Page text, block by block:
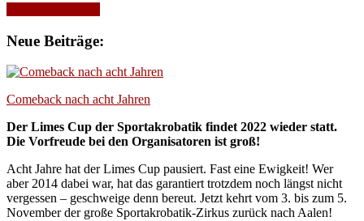
Neue Beiträge:
Comeback nach acht Jahren
Der Limes Cup der Sportakrobatik findet 2022 wieder statt.
Die Vorfreude bei den Organisatoren ist groß!
Acht Jahre hat der Limes Cup pausiert. Fast eine Ewigkeit! Wer
aber 2014 dabei war, hat das garantiert trotzdem noch längst nicht
vergessen – geschweige denn bereut. Jetzt kehrt vom 3. bis zum 5.
November der große Sportakrobatik-Zirkus zurück nach Aalen!